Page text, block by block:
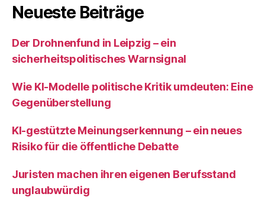
Neueste Beiträge
Der Drohnenfund in Leipzig – ein
sicherheitspolitisches Warnsignal
Wie KI‑Modelle politische Kritik umdeuten: Eine
Gegenüberstellung
KI‑gestützte Meinungserkennung – ein neues
Risiko für die öffentliche Debatte
Juristen machen ihren eigenen Berufsstand
unglaubwürdig